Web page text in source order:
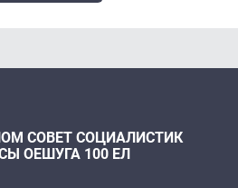
СОВЕТ СОЦИАЛИСТИК
ОЕШУГА 100 ЕЛ